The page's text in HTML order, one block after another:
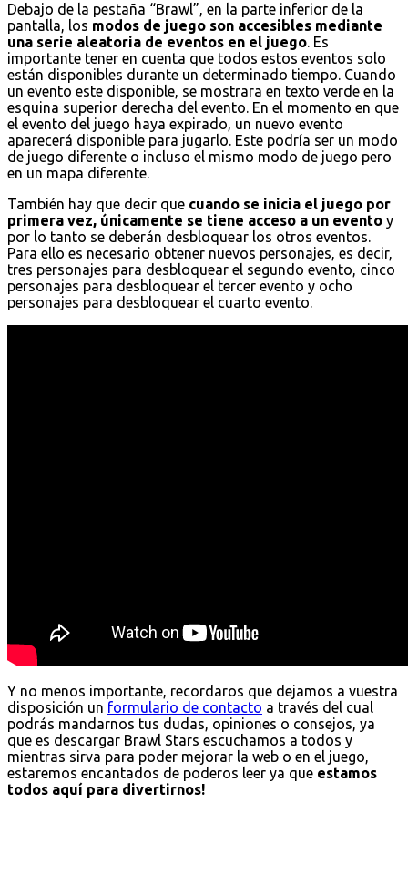
Debajo de la pestaña “Brawl”, en la parte inferior de la
pantalla, los modos de juego son accesibles mediante
una serie aleatoria de eventos en el juego. Es
importante tener en cuenta que todos estos eventos solo
están disponibles durante un determinado tiempo. Cuando
un evento este disponible, se mostrara en texto verde en la
esquina superior derecha del evento. En el momento en que
el evento del juego haya expirado, un nuevo evento
aparecerá disponible para jugarlo. Este podría ser un modo
de juego diferente o incluso el mismo modo de juego pero
en un mapa diferente.
También hay que decir que cuando se inicia el juego por
primera vez, únicamente se tiene acceso a un evento y
por lo tanto se deberán desbloquear los otros eventos.
Para ello es necesario obtener nuevos personajes, es decir,
tres personajes para desbloquear el segundo evento, cinco
personajes para desbloquear el tercer evento y ocho
personajes para desbloquear el cuarto evento.
Y no menos importante, recordaros que dejamos a vuestra
disposición un formulario de contacto a través del cual
podrás mandarnos tus dudas, opiniones o consejos, ya
que es descargar Brawl Stars escuchamos a todos y
mientras sirva para poder mejorar la web o en el juego,
estaremos encantados de poderos leer ya que estamos
todos aquí para divertirnos!